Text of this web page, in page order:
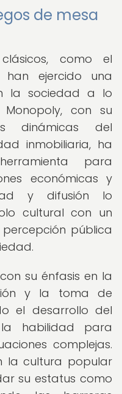
de mesa
como el
han ejercido una
la sociedad a lo
con su
dinámicas del
inmobiliaria, ha
para
económicas y
y difusión lo
cultural con un
pública
su énfasis en la
y la toma de
el desarrollo del
habilidad para
complejas.
la cultura popular
su estatus como